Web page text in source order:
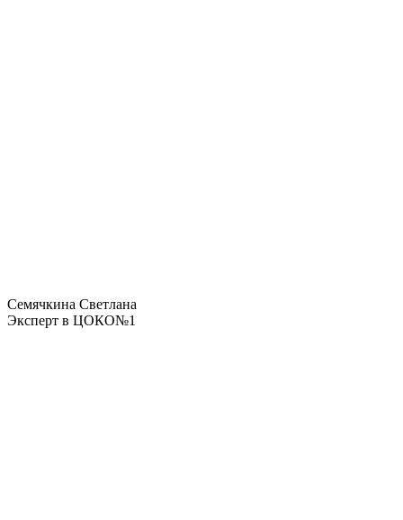
Семячкина Светлана
Эксперт в ЦОКО№1